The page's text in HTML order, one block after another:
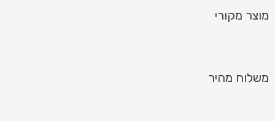
מוצר מקורי
משלוח מהיר